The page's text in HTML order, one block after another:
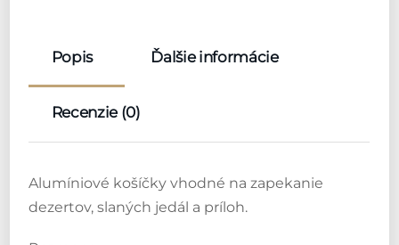
Popis Ďalšie informácie
Recenzie (0)
Alumíniové košíčky vhodné na zapekanie
dezertov, slaných jedál a príloh.